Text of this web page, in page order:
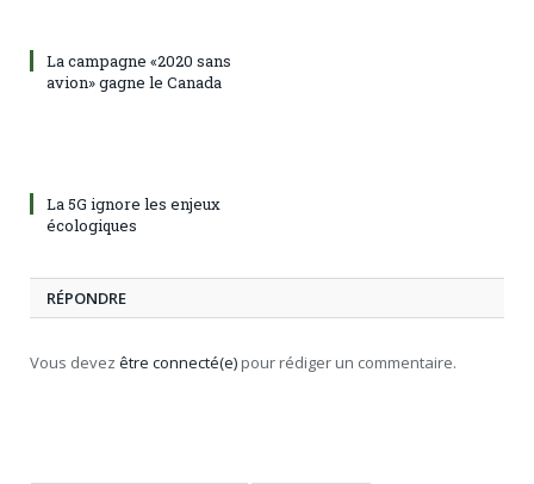
La campagne «2020 sans
avion» gagne le Canada
La 5G ignore les enjeux
écologiques
RÉPONDRE
Vous devez être connecté(e) pour rédiger un commentaire.